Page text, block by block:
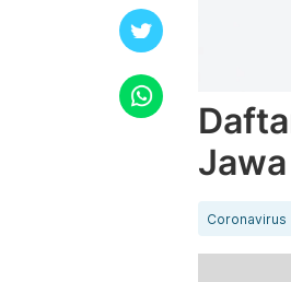
Coronavirus